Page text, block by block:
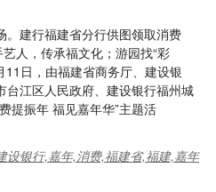
。建行福建省分行供图领取消费
人，传承福文化；游园找“彩
日，由福建省商务厅、建设银
台江区人民政府、建设银行福州城
提振年 福见嘉年华”主题活
设银行,嘉年,消费,福建省,福建,嘉年